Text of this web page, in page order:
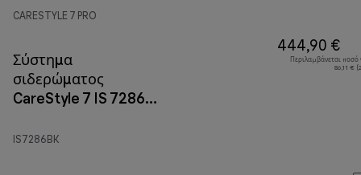
CARESTYLE 7 PRO
Σύστημα
σιδερώματος
CareStyle 7 IS 7286
IS7286BK
444,90 €
Περιλαμβάνεται
86,11 €